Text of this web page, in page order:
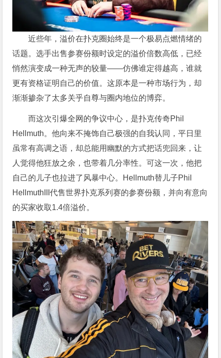
近些年，溢价在扑克圈始终是一个极易点燃情绪的
话题。选手出售参赛份额时设定的溢价倍数高低，已经
悄然演变成一种无声的较量——仿佛谁定得越高，谁就
更有资格证明自己的价值。这原本是一种市场行为，却
渐渐掺杂了太多关乎自尊与圈内地位的博弈。
而这次引爆全网的争议中心，是扑克传奇Phil
Hellmuth。他向来不掩饰自己极强的自我认同，平日里
虽常有高调之语，却总能用幽默的方式把话兜回来，让
人觉得他狂放之余，也带着几分率性。可这一次，他把
自己的儿子也拉进了风暴中心。Hellmuth替儿子Phil
HellmuthIII代售世界扑克系列赛的参赛份额，并向有意向
的买家收取1.4倍溢价。